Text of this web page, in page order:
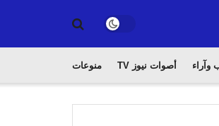
وآراء أصوات نيوز TV منوعات